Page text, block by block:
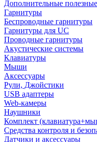
Дополнительные
Гарнитуры
Беспроводные гарнитуры
Гарнитуры для UC
Проводные гарнитуры
Акустические системы
Клавиатуры
Мыши
Аксессуары
Рули, Джойстики
USB адаптеры
Web-камеры
Наушники
Комплект
Средства контроля и
Датчики и аксессуары